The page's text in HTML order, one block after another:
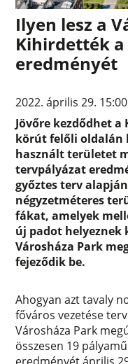
Ilyen lesz a
Kihirdették
eredményét
2022. április 29. 15:00
Jövőre kezdődhet
körút felőli oldalán
használt területet
tervpályázat
győztes terv
négyzetméteres
fákat, amelyek
új padot helyeznek
Városháza Park
fejeződik be.
Ahogyan azt tavaly
főváros vezetése
Városháza Park
összesen 19
eredményét április